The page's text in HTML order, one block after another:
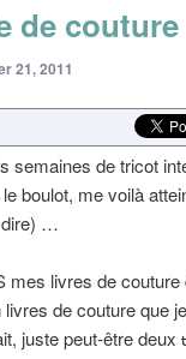
de couture
21, 2011
semaines de tricot
boulot, me voilà
dire) …
mes livres de
livres de couture que
juste peut-être deux